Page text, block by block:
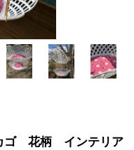
ゴ 花柄 インテリア